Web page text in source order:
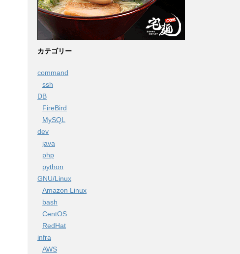
カテゴリー
command
ssh
DB
FireBird
MySQL
dev
java
php
python
GNU/Linux
Amazon Linux
bash
CentOS
RedHat
infra
AWS